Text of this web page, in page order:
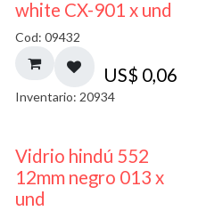
white CX-901 x und
Cod: 09432
US$ 0,06
Inventario: 20934
40% DESCUENTO
Vidrio hindú 552
12mm negro 013 x
und